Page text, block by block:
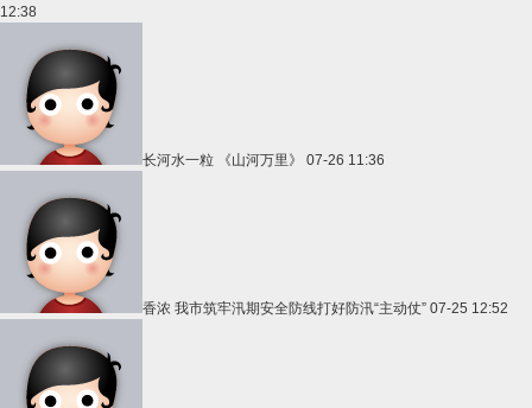
12:38
长河水一粒 《山河万里》 07-26 11:36
香浓 我市筑牢汛期安全防线打好防汛“主动仗” 07-25 12:52